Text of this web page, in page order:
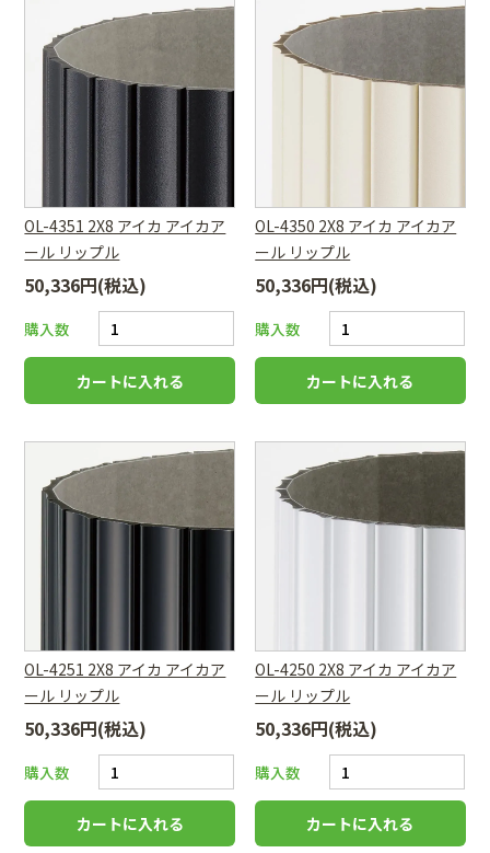
OL-4351 2X8 アイカ アイカア
ール リップル
50,336円(税込)
購入数
OL-4350 2X8 アイカ アイカア
ール リップル
50,336円(税込)
購入数
OL-4251 2X8 アイカ アイカア
ール リップル
50,336円(税込)
購入数
OL-4250 2X8 アイカ アイカア
ール リップル
50,336円(税込)
購入数